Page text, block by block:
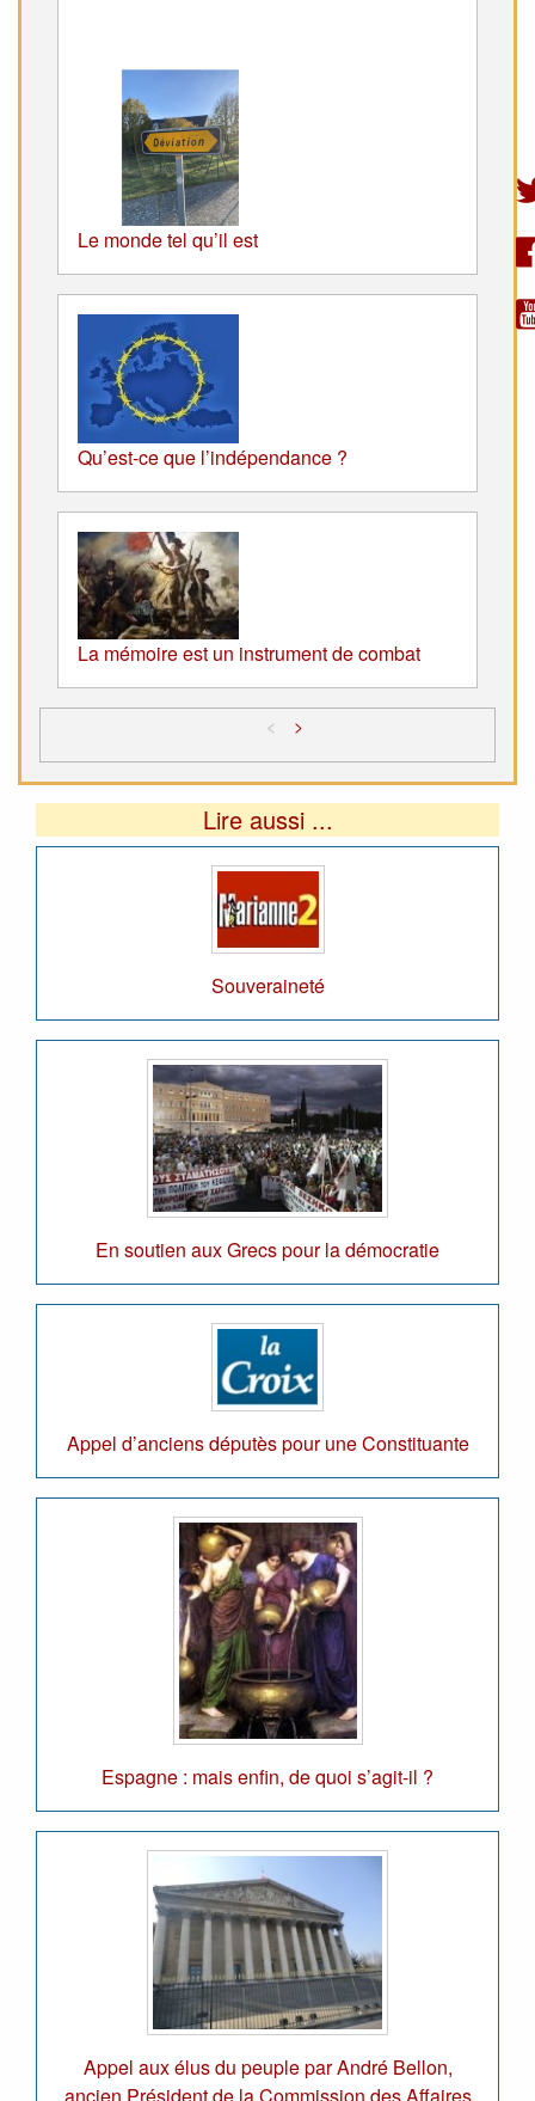
Le monde tel qu’il est
Qu’est-ce que l’indépendance ?
La mémoire est un instrument de combat
< >
Lire aussi ...
Souveraineté
En soutien aux Grecs pour la démocratie
Appel d’anciens députès pour une Constituante
Espagne : mais enfin, de quoi s’agit-il ?
Appel aux élus du peuple par André Bellon,